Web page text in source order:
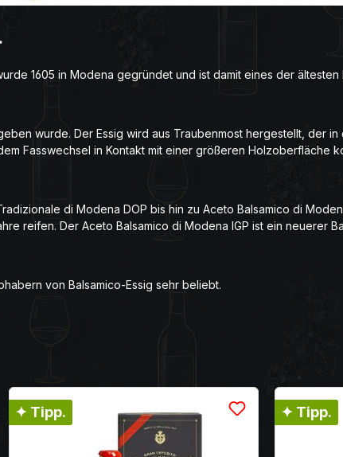
1605 in Modena gegründet und ist damit eines der
wurde. Der Essig wird aus Traubenmost hergestellt, der in
Fasswechsel in Kontakt mit einer größeren Holzoberfläche
di Modena DOP bis hin zu Aceto Balsamico di
reifen. Der Aceto Balsamico di Modena IGP ist ein neuerer
von Balsamico-Essig sehr beliebt.
✦ Tipp. ✦ Tipp.